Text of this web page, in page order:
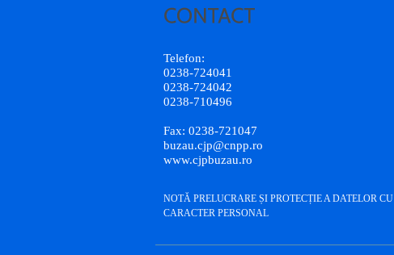
Telefon:
0238-724041
0238-724042
0238-710496
Fax: 0238-721047
buzau.cjp@cnpp.ro
www.cjpbuzau.ro
NOTĂ PRELUCRARE ȘI PROTECȚIE A DATELOR CU
CARACTER PERSONAL